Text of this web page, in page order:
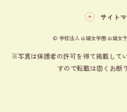
サイト
© 学校法人 山陽女学園 山陽女
※写真は保護者の許可を得て掲載して
すので転載は固くお断